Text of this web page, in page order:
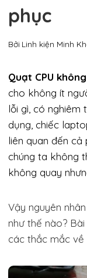
phục
Bởi Linh kiện Minh
Quạt CPU
cho không ít
lỗi gì, có nghiêm
dụng, chiếc
liên quan đến cả
chúng ta không
không quay
Vậy nguyên
như thế nào?
các thắc mắc về